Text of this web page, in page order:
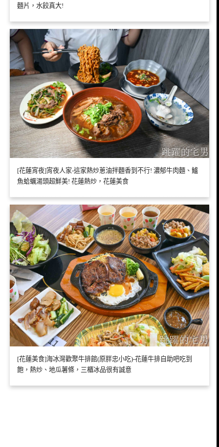
麵片，水餃真大!
[花蓮宵夜]宵夜人家-這家熱炒蔥油拌麵香到不行! 濃郁牛肉麵、鱸
魚蛤蠣湯頭超鮮美! 花蓮熱炒，花蓮美食
[花蓮美食]海冰灣歡聚牛排館(原胖忠小吃)-花蓮牛排自助吧吃到
飽，熱炒、地瓜薯條，三櫃冰品很有誠意